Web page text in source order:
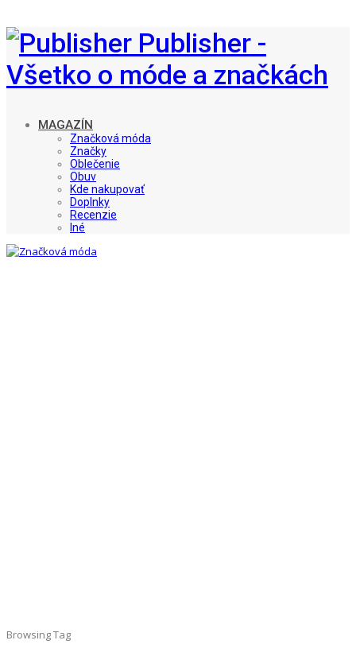
Publisher -
Všetko o móde a značkách
MAGAZÍN
Značková móda
Značky
Oblečenie
Obuv
Kde nakupovať
Doplnky
Recenzie
Iné
Browsing Tag